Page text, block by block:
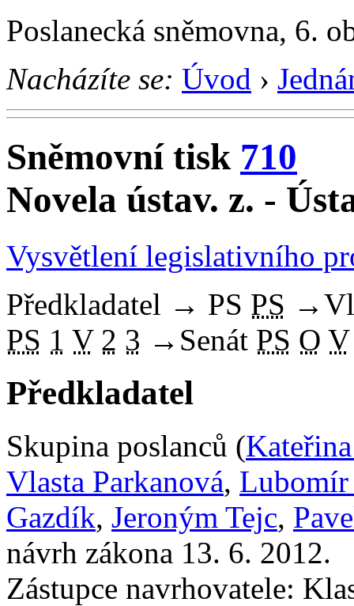
Poslanecká sněmovna, 6.
Nacházíte se: Úvod ›
Sněmovní tisk 710
Novela ústav. z. -
Vysvětlení legislativního
Předkladatel → PS PS →
PS 1 V 2 3 → Senát PS O V
Předkladatel
Skupina poslanců (
Vlasta Parkanová, Lubomír
Gazdík, Jeroným Tejc,
návrh zákona 13. 6. 2012.
Zástupce navrhovatele: